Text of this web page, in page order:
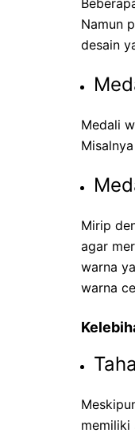
Namun
desain
Medali
Mirip
agar
warna
warna
memiliki